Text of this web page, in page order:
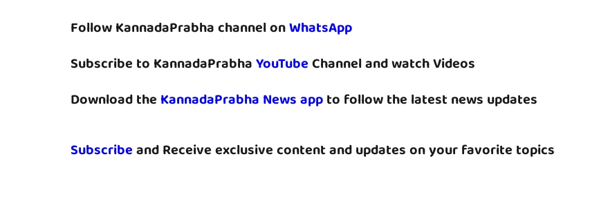
Follow KannadaPrabha channel onWhatsApp
Subscribe to KannadaPrabhaYouTubeChannel and watch Videos
Download the KannadaPrabha News appto follow the latest news updates
Subscribeand Receive exclusive content and updates on your favorite topics